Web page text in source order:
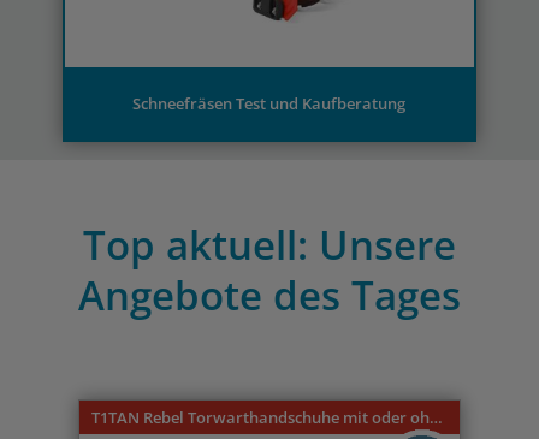
Schneefräsen Test und Kaufberatung
Top aktuell: Unsere
Angebote des Tages
T1TAN Rebel Torwarthandschuhe mit oder ohne Fingerschutz